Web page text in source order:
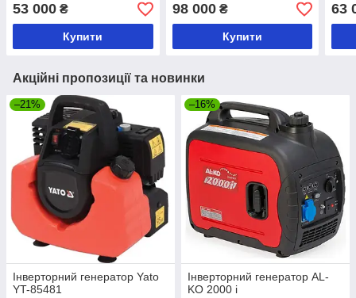
53 000 ₴
Купити
98 000₴
Купити
63
Акційні пропозиції та новинки
–21%
Інверторний генератор Yato
YT-85481
–16%
Інверторний генератор AL-
KO 2000 i